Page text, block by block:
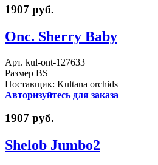
1907 руб.
Onc. Sherry Baby
Арт. kul-ont-127633
Размер BS
Поставщик: Kultana orchids
Авторизуйтесь для заказа
1907 руб.
Shelob Jumbo2